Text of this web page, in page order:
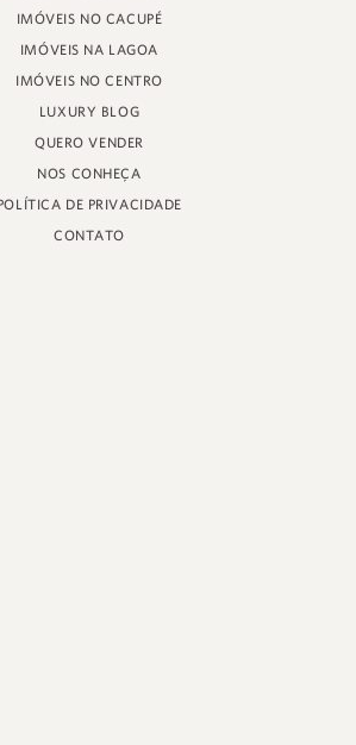
IMÓVEIS NO CACUPÉ
IMÓVEIS NA LAGOA
IMÓVEIS NO CENTRO
LUXURY BLOG
QUERO VENDER
NOS CONHEÇA
DE PRIVACIDADE
CONTATO